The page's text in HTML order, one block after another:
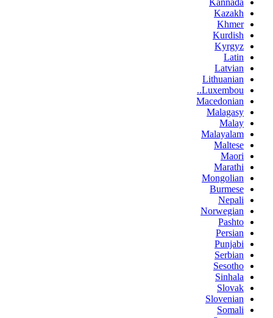
Kazakh
Khmer
Kurdish
Kyrgyz
Latin
Latvian
Lithuanian
Luxembou..
Macedonian
Malagasy
Malay
Malayalam
Maltese
Maori
Marathi
Mongolian
Burmese
Nepali
Norwegian
Pashto
Persian
Punjabi
Serbian
Sesotho
Sinhala
Slovak
Slovenian
Somali